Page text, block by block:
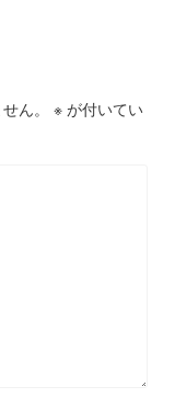
ん。 ※ が付いてい